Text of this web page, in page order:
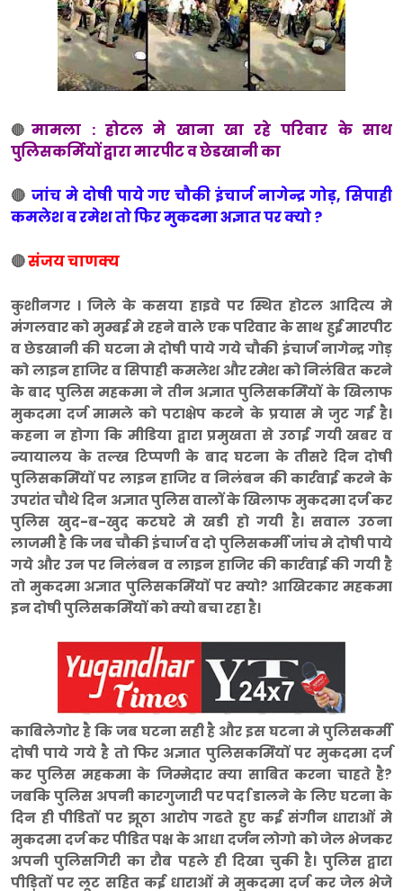
🔴मामला : होटल मे खाना खा रहे परिवार के साथ
पुलिसकर्मियों द्वारा मारपीट व छेडखानी का
🔴 जांच मे दोषी पाये गए चौकी इंचार्ज नागेन्द्र गोड़, सिपाही
कमलेश व रमेश तो फिर मुकदमा अज्ञात पर क्यो ?
🔴संजय चाणक्य
कुशीनगर । जिले के कसया हाइवे पर स्थित होटल आदित्य मे
मंगलवार को मुम्बई मे रहने वाले एक परिवार के साथ हुई मारपीट
व छेडखानी की घटना मे दोषी पाये गये चौकी इंचार्ज नागेन्द्र गोड़
को लाइन हाजिर व सिपाही कमलेश और रमेश को निलंबित करने
के बाद पुलिस महकमा ने तीन अज्ञात पुलिसकर्मियों के खिलाफ
मुकदमा दर्ज मामले को पटाक्षेप करने के प्रयास मे जुट गई है।
कहना न होगा कि मीडिया द्वारा प्रमुखता से उठाई गयी खबर व
न्यायालय के तल्ख टिप्पणी के बाद घटना के तीसरे दिन दोषी
पुलिसकर्मियों पर लाइन हाजिर व निलंबन की कार्रवाई करने के
उपरांत चौथे दिन अज्ञात पुलिस वालों के खिलाफ मुकदमा दर्ज कर
पुलिस खुद-ब-खुद कटघरे मे खडी हो गयी है। सवाल उठना
लाजमी है कि जब चौकी इंचार्ज व दो पुलिसकर्मी जांच मे दोषी पाये
गये और उन पर निलंबन व लाइन हाजिर की कार्रवाई की गयी है
तो मुकदमा अज्ञात पुलिसकर्मियों पर क्यो? आखिरकार महकमा
इन दोषी पुलिसकर्मियों को क्यो बचा रहा है।
काबिलेगोर है कि जब घटना सही है और इस घटना मे पुलिसकर्मी
दोषी पाये गये है तो फिर अज्ञात पुलिसकर्मियों पर मुकदमा दर्ज
कर पुलिस महकमा के जिम्मेदार क्या साबित करना चाहते है?
जबकि पुलिस अपनी कारगुजारी पर पर्दा डालने के लिए घटना के
दिन ही पीडितों पर झूठा आरोप गढते हुए कई संगीन धाराओं मे
मुकदमा दर्ज कर पीडित पक्ष के आधा दर्जन लोगो को जेल भेजकर
अपनी पुलिसगिरी का रौब पहले ही दिखा चुकी है। पुलिस द्वारा
पीड़ितों पर लूट सहित कई धाराओं मे मुकदमा दर्ज कर जेल भेजे